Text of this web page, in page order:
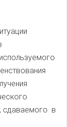
сдаваемого в